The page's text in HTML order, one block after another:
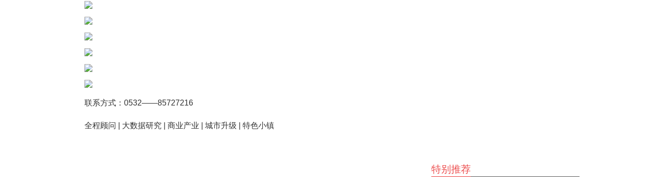
联系方式：0532——85727216
全程顾问 | 大数据研究 | 商业产业 | 城市升级 | 特色小镇
特别推荐